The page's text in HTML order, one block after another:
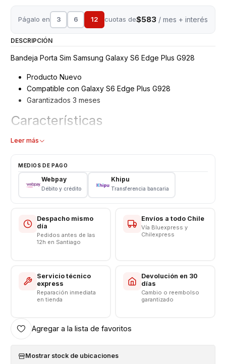
Págalo en 3 6 12 cuotas de$583 / mes + interés
DESCRIPCIÓN
Bandeja Porta Sim Samsung Galaxy S6 Edge Plus G928
Producto Nuevo
Compatible con Galaxy S6 Edge Plus G928
Garantizados 3 meses
Características
Bandeja Porta Sim
Consulta disponibilidad de colores antes de rematar
Leer más
MEDIOS DE PAGO
Webpay
Débito y crédito
Khipu
Transferencia bancaria
Despacho mismo
día
Pedidos antes de las
12h en Santiago
Envíos a todo Chile
Vía Bluexpress y
Chilexpress
Servicio técnico
express
Reparación inmediata
en tienda
Devolución en 30
días
Cambio o reembolso
garantizado
Agregar a la lista de favoritos
Mostrar stock de ubicaciones